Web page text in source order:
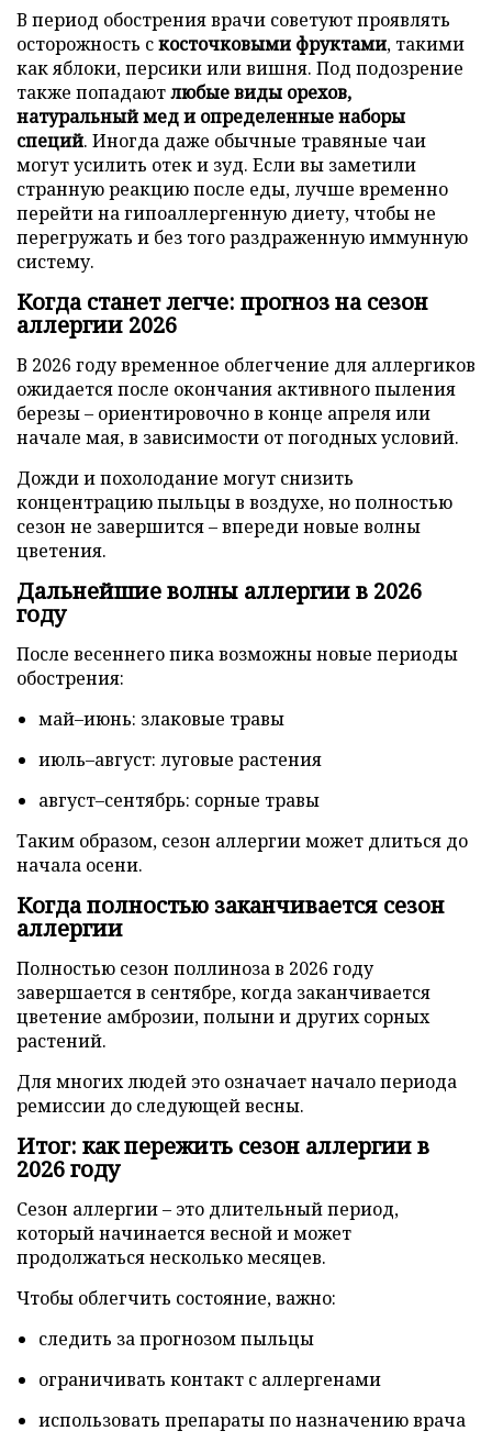
В период обострения врачи советуют проявлять
осторожность скосточковыми фруктами, такими
как яблоки, персики или вишня. Под подозрение
также попадаютлюбые виды орехов,
натуральный мед и определенные наборы
специй. Иногда даже обычные травяные чаи
могут усилить отек и зуд. Если вы заметили
странную реакцию после еды, лучше временно
перейти на гипоаллергенную диету, чтобы не
перегружать и без того раздраженную иммунную
систему.
Когда станет легче: прогноз на сезон
аллергии 2026
В 2026 году временное облегчение для аллергиков
ожидается после окончания активного пыления
березы – ориентировочно в конце апреля или
начале мая, в зависимости от погодных условий.
Дожди и похолодание могут снизить
концентрацию пыльцы в воздухе, но полностью
сезон не завершится – впереди новые волны
цветения.
Дальнейшие волны аллергии в 2026
году
После весеннего пика возможны новые периоды
обострения:
май–июнь: злаковые травы
июль–август: луговые растения
август–сентябрь: сорные травы
Таким образом, сезон аллергии может длиться до
начала осени.
Когда полностью заканчивается сезон
аллергии
Полностью сезон поллиноза в 2026 году
завершается в сентябре, когда заканчивается
цветение амброзии, полыни и других сорных
растений.
Для многих людей это означает начало периода
ремиссии до следующей весны.
Итог: как пережить сезон аллергии в
2026 году
Сезон аллергии – это длительный период,
который начинается весной и может
продолжаться несколько месяцев.
Чтобы облегчить состояние, важно:
следить за прогнозом пыльцы
ограничивать контакт с аллергенами
использовать препараты по назначению врача